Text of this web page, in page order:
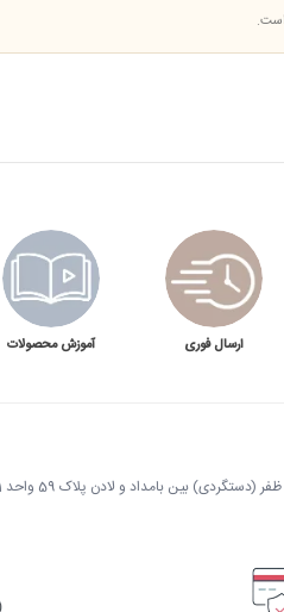
ارسال فوری آموزش محصولات
بین بامداد و لادن پلاک 59 واحد 1